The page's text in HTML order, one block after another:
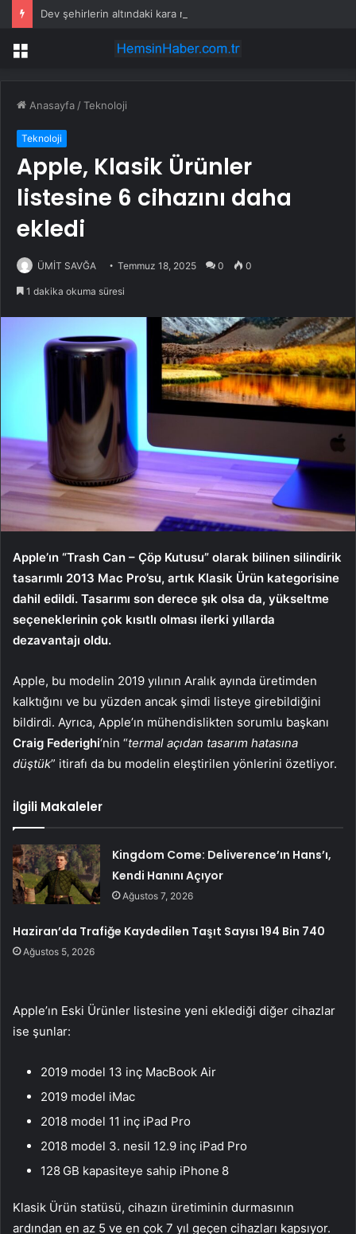
Dev şehirlerin altındaki kara nefessiz kalıyor
Menü
Anasayfa /Teknoloji
Teknoloji
Apple, Klasik Ürünler
listesine 6 cihazını daha
ekledi
ÜMİT SAVĞA Temmuz 18, 2025 0 0
1 dakika okuma süresi
Apple’ın “Trash Can – Çöp Kutusu” olarak bilinen silindirik
tasarımlı 2013 Mac Pro’su, artık Klasik Ürün kategorisine
dahil edildi. Tasarımı son derece şık olsa da, yükseltme
seçeneklerinin çok kısıtlı olması ilerki yıllarda
dezavantajı oldu.
Apple, bu modelin 2019 yılının Aralık ayında üretimden
kalktığını ve bu yüzden ancak şimdi listeye girebildiğini
bildirdi. Ayrıca, Apple’ın mühendislikten sorumlu başkanı
Craig Federighi‘nin “termal açıdan tasarım hatasına
düştük” itirafı da bu modelin eleştirilen yönlerini özetliyor.
İlgili Makaleler
Kingdom Come: Deliverence’ın Hans’ı,
Kendi Hanını Açıyor
Ağustos 7, 2026
Haziran’da Trafiğe Kaydedilen Taşıt Sayısı 194 Bin 740
Ağustos 5, 2026
Apple’ın Eski Ürünler listesine yeni eklediği diğer cihazlar
ise şunlar:
2019 model 13 inç MacBook Air
2019 model iMac
2018 model 11 inç iPad Pro
2018 model 3. nesil 12.9 inç iPad Pro
128 GB kapasiteye sahip iPhone 8
Klasik Ürün statüsü, cihazın üretiminin durmasının
ardından en az 5 ve en çok 7 yıl geçen cihazları kapsıyor.